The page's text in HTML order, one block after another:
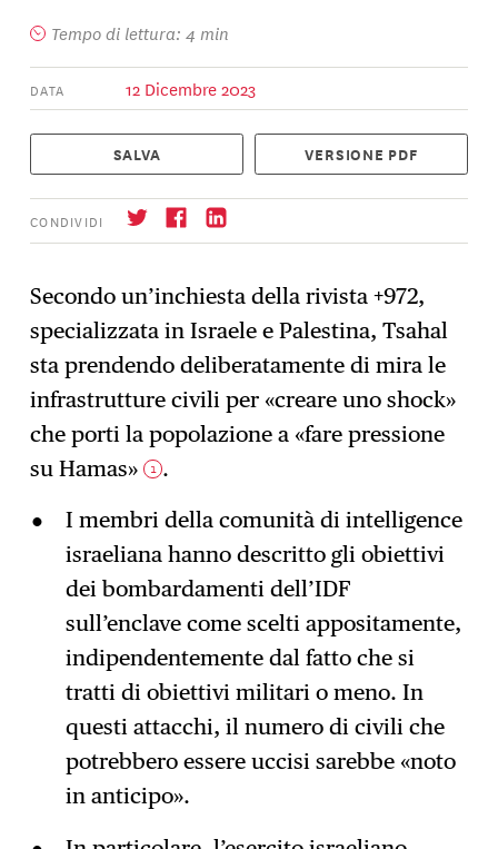
Tempo di lettura: 4 min
DATA 12 Dicembre 2023
SALVA VERSIONE PDF
CONDIVIDI
→ Iscrizione
Secondo un’inchiesta della rivista +972,
specializzata in Israele e Palestina, Tsahal
sta prendendo deliberatamente di mira le
infrastrutture civili per «creare uno shock»
che porti la popolazione a «fare pressione
su Hamas» 1 .
I membri della comunità di intelligence
israeliana hanno descritto gli obiettivi
dei bombardamenti dell’IDF
sull’enclave come scelti appositamente,
indipendentemente dal fatto che si
tratti di obiettivi militari o meno. In
questi attacchi, il numero di civili che
potrebbero essere uccisi sarebbe «noto
in anticipo».